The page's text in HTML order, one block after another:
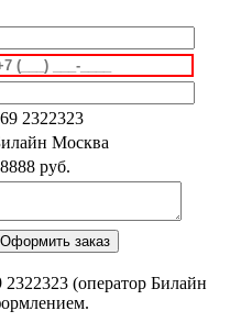
2322323
Москва
руб.
(оператор Билайн